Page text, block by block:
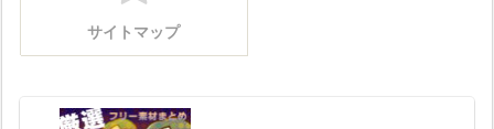
サイトマップ